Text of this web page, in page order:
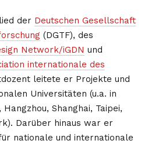
der Deutschen Gesellschaft
(DGTF), des
Network/iGDN und
internationale des
leitete er Projekte und
Universitäten (u.a. in
Shanghai, Taipei,
Darüber hinaus war er
nationale und internationale